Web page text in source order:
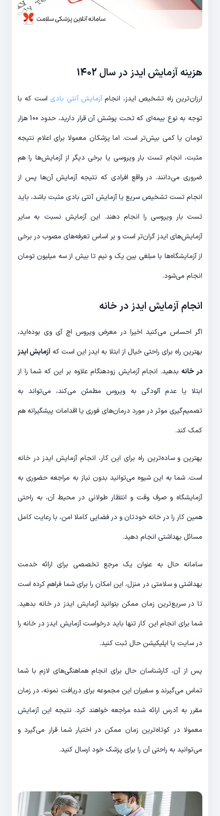
هزینه آزمایش ایدز در سال 1402
ارزان‌ترین راه تشخیص ایدز، انجام آزمایش آنتی بادی است که با
توجه به نوع بیمه‌ای که تحت پوشش آن قرار دارید، حدود 100 هزار
تومان یا کمی بیش‌تر است. اما پزشکان معمولا برای اعلام نتیجه
مثبت، انجام تست بار ویروسی یا برخی دیگر از آزمایش‌ها را هم
ضروری می‌دانند. در واقع افرادی که نتیجه آزمایش آن‌ها پس از
انجام تست تشخیص سریع یا آزمایش آنتی بادی مثبت باشد، باید
تست بار ویروسی را انجام دهند. این آزمایش نسبت به سایر
آزمایش‌های ایدز گران‌تر است و بر اساس تعرفه‌های مصوب در برخی
از آزمایشگا‌ه‌ها با مبلغی بین یک و نیم تا بیش از سه میلیون تومان
انجام می‌شود.
انجام آزمایش ایدز در خانه
اگر احساس می‌کنید اخیرا در معرض ویروس اچ آی وی بوده‌اید،
بهترین راه برای راحتی خیال از ابتلا به ایدز این است که آزمایش ایدز
در خانه بدهید. انجام آزمایش زودهنگام علاوه بر این که شما را از
ابتلا یا عدم آلودگی به ویروس مطمئن می‌کند، می‌تواند به
تصمیم‌گیری موثر در مورد درمان‌های فوری یا اقدامات پیشگیرانه هم
کمک کند.
بهترین و ساده‌ترین راه برای این کار، انجام آزمایش ایدز در خانه
است. شما به این شیوه می‌توانید بدون نیاز به مراجعه حضوری به
آزمایشگاه و صرف وقت و انتظار طولانی در محیط آن، به راحتی
همین کار را در خانه خودتان و در فضایی کاملا امن، با رعایت کامل
مسائل بهداشتی انجام دهید.
سامانه حال به عنوان یک مرجع تخصصی برای ارائه خدمت
بهداشتی و سلامتی در منزل، این امکان را برای شما فراهم کرده است
تا در سریع‌ترین زمان ممکن بتوانید آزمایش ایدز در خانه بدهید.
شما برای انجام این کار تنها باید درخواست آزمایش ایدز در خانه را
در سایت یا اپلیکیشن حال ثبت کنید.
پس از آن، کارشناسان حال برای انجام هماهنگی‌های لازم با شما
تماس می‌گیرند و سفیران این مجموعه برای دریافت نمونه، در زمان
مقرر به آدرس ارائه شده مراجعه خواهند کرد. نتیجه این آزمایش
معمولا در کوتاه‌ترین زمان ممکن در اختیار شما قرار می‌گیرد و
می‌توانید به راحتی آن را برای پزشک خود ارسال کنید.